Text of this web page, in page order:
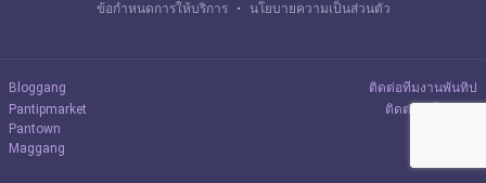
ข้อกำหนดการให้บริการ ・ นโยบายความเป็นส่วนตัว
Bloggang
Pantipmarket
Pantown
Maggang
ติดต่อทีมงานพันทิป
ติดต่อลงโฆษณา